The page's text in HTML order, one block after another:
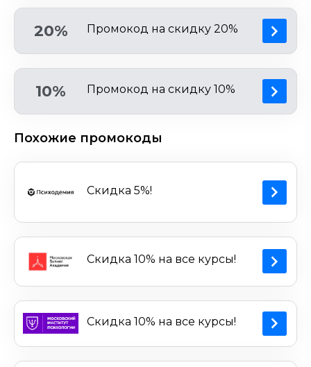
20% Промокод на скидку 20%
10% Промокод на скидку 10%
Похожие промокоды
Скидка 5%!
Скидка 10% на все курсы!
Скидка 10% на все курсы!